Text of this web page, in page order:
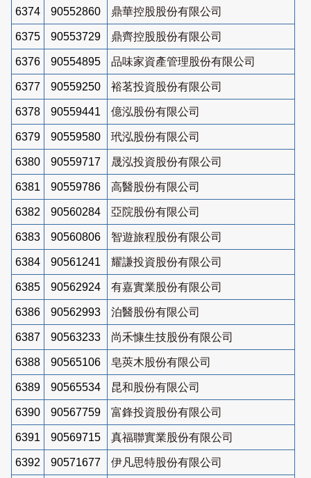
6374 90552860 鼎華控股股份有限公司
6375 90553729 鼎齊控股股份有限公司
6376 90554895 品味家資產管理股份有限公司
6377 90559250 裕茗投資股份有限公司
6378 90559441 億泓股份有限公司
6379 90559580 玳泓股份有限公司
6380 90559717 晟泓投資股份有限公司
6381 90559786 高醫股份有限公司
6382 90560284 亞院股份有限公司
6383 90560806 智遊旅程股份有限公司
6384 90561241 耀謙投資股份有限公司
6385 90562924 有嘉實業股份有限公司
6386 90562993 泊醫股份有限公司
6387 90563233 尚禾慷生技股份有限公司
6388 90565106 皂莢木股份有限公司
6389 90565534 昆和股份有限公司
6390 90567759 富鋒投資股份有限公司
6391 90569715 真福聯實業股份有限公司
6392 90571677 伊凡思特股份有限公司